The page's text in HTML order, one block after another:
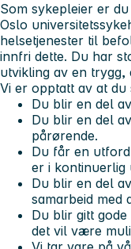
Som sykepleier er
Oslo
helsetjenester til
innfri dette. Du har
utvikling av en
Vi er opptatt av at
Du blir en del
Du blir en del
pårørende.
Du får en
er i kontinuerlig
Du blir en del
samarbeid med
Du blir gitt
det vil være